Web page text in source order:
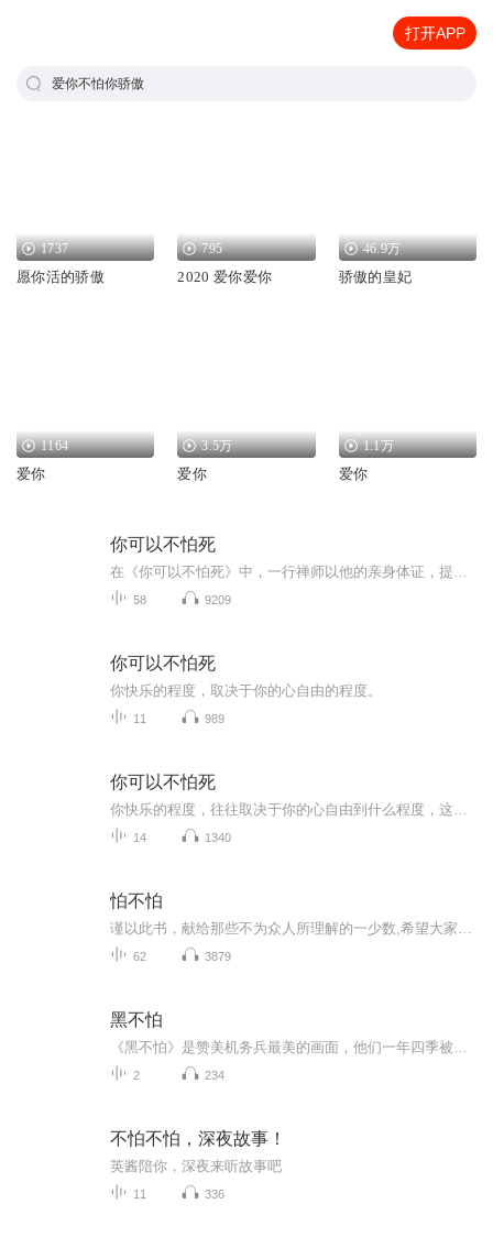
打开APP
爱你不怕你骄傲
1737
愿你活的骄傲
795
2020 爱你爱你
46.9万
骄傲的皇妃
1164
爱你
3.5万
爱你
1.1万
爱你
你可以不怕死
58 9209
你可以不怕死
你快乐的程度，取决于你的心自由的程度。
11 989
你可以不怕死
14 1340
怕不怕
62 3879
黑不怕
2 234
不怕不怕，深夜故事！
英酱陪你，深夜来听故事吧
11 336